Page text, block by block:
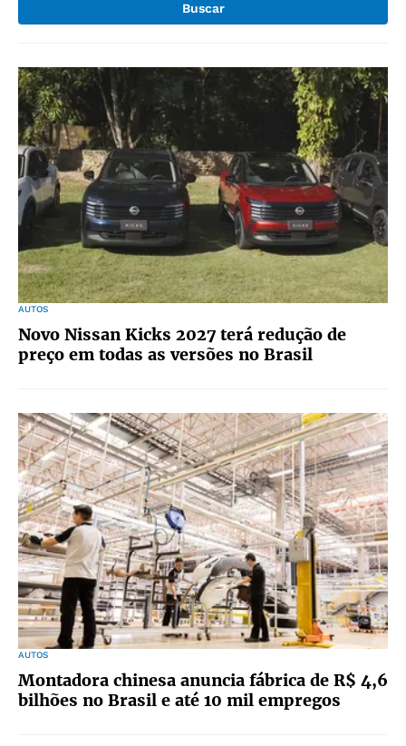
Buscar
AUTOS
Novo Nissan Kicks 2027 terá redução de
preço em todas as versões no Brasil
AUTOS
Montadora chinesa anuncia fábrica de R$ 4,6
bilhões no Brasil e até 10 mil empregos